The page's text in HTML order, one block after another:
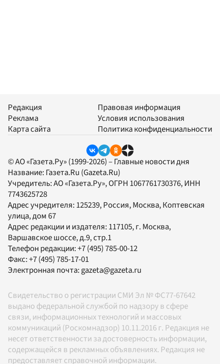
Редакция
Реклама
Карта сайта
Правовая информация
Условия использования
Политика конфиденциальности
© АО «Газета.Ру» (1999-2026) – Главные новости дня
Название: Газета.Ru (Gazeta.Ru)
Учредитель:АО «Газета.Ру», ОГРН 1067761730376, ИНН
7743625728
Адрес учредителя: 125239, Россия, Москва, Коптевская
улица, дом 67
Адрес редакции и издателя: 117105, г. Москва,
Варшавское шоссе, д.9, стр.1
Телефон редакции:+7 (495) 785-00-12
Факс:+7 (495) 785-17-01
Электронная почта:gazeta@gazeta.ru
Свидетельство о регистрации СМИ Эл № ФС77-67642
выдано федеральной службой по надзору в сфере
связи, информационных технологий и массовых
коммуникаций (Роскомнадзор) 10.11.2016 г. Редакция не
несет ответственности за достоверность информации,
содержащейся в рекламных объявлениях. Редакция не
предоставляет справочной информации.